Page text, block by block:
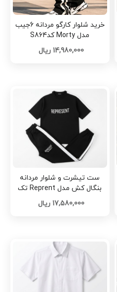
خرید شلوار کارگو مردانه 6جیب
مدل Morty کدS864
14,980,000 ریال
ست تیشرت و شلوار مردانه
بنگال کش مدل Reprent تک
وعمده کد M369
17,580,000 ریال